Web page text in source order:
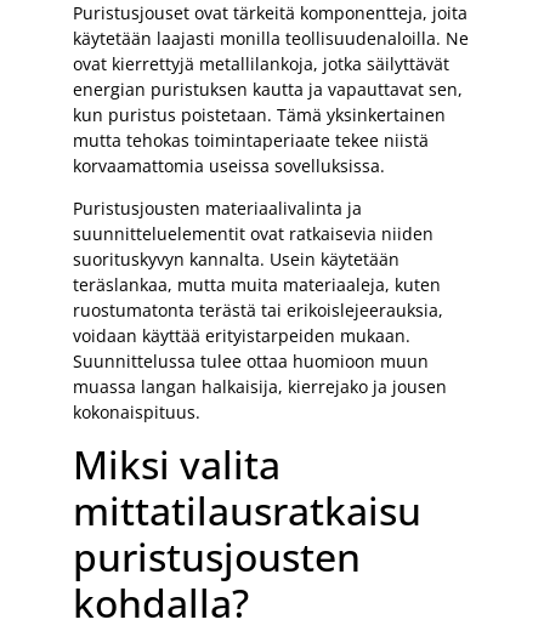
Puristusjouset ovat tärkeitä komponentteja, joita
käytetään laajasti monilla teollisuudenaloilla. Ne
ovat kierrettyjä metallilankoja, jotka säilyttävät
energian puristuksen kautta ja vapauttavat sen,
kun puristus poistetaan. Tämä yksinkertainen
mutta tehokas toimintaperiaate tekee niistä
korvaamattomia useissa sovelluksissa.
Puristusjousten materiaalivalinta ja
suunnitteluelementit ovat ratkaisevia niiden
suorituskyvyn kannalta. Usein käytetään
teräslankaa, mutta muita materiaaleja, kuten
ruostumatonta terästä tai erikoislejeerauksia,
voidaan käyttää erityistarpeiden mukaan.
Suunnittelussa tulee ottaa huomioon muun
muassa langan halkaisija, kierrejako ja jousen
kokonaispituus.
Miksi valita
mittatilausratkaisu
puristusjousten
kohdalla?